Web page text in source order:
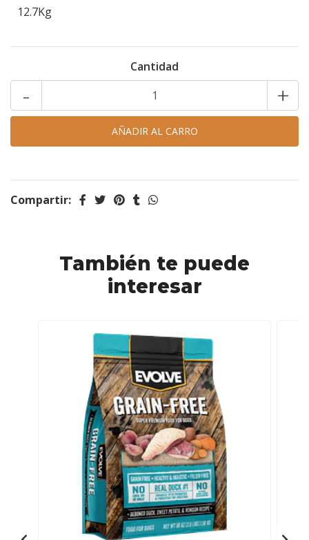
12.7Kg
Cantidad
- +
Compartir:
También te puede
interesar